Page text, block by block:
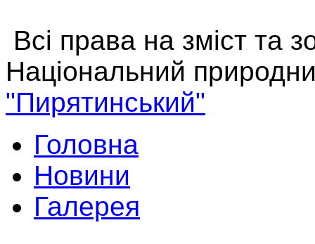
Всі права на зміст та
Національний
"Пирятинський"
Головна
Новини
Галерея